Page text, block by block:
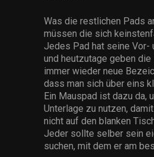
Was die restlichen Pads
müssen die sich
Jedes Pad hat seine Vor-
und heutzutage geben
immer wieder neue
dass man sich über eins
Ein Mauspad ist dazu da,
Unterlage zu nutzen,
nicht auf den blanken
Jeder sollte selber sein
suchen, mit dem er am